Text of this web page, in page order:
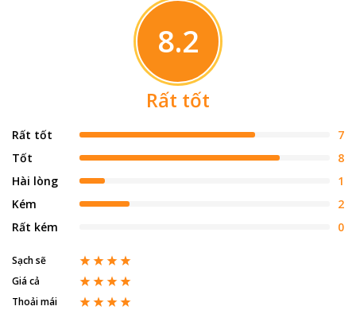
8.2
Rất tốt
Rất tốt
7
Tốt
8
Hài lòng
1
Kém
2
Rất kém
0
Sạch sẽ
Giá cả
Thoải mái